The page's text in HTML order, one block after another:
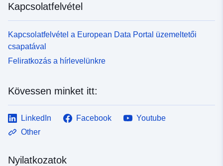
Kapcsolatfelvétel
Kapcsolatfelvétel a European Data Portal üzemeltetői
csapatával
Feliratkozás a hírlevelünkre
Kövessen minket itt:
LinkedIn Facebook
Youtube
Other
Nyilatkozatok